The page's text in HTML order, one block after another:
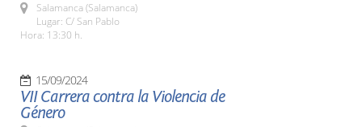
Salamanca (Salamanca)
Lugar: C/ San Pablo
Hora: 13:30 h.
15/09/2024
VII Carrera contra la Violencia de
Género